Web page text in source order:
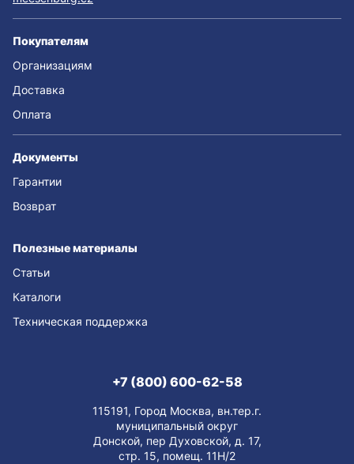
Покупателям
Организациям
Доставка
Оплата
Документы
Гарантии
Возврат
Полезные материалы
Статьи
Каталоги
Техническая поддержка
+7 (800) 600-62-58
115191, Город Москва, вн.тер.г.
муниципальный округ
Донской, пер Духовской, д. 17,
стр. 15, помещ. 11Н/2